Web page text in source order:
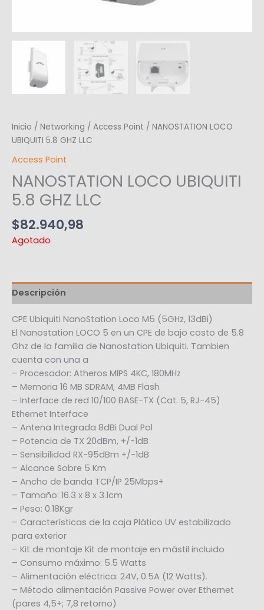
Inicio / Networking / Access Point / NANOSTATION LOCO
UBIQUITI 5.8 GHZ LLC
Access Point
NANOSTATION LOCO UBIQUITI
5.8 GHZ LLC
$82.940,98
Agotado
Descripción
CPE Ubiquiti NanoStation Loco M5 (5GHz, 13dBi)
El Nanostation LOCO 5 en un CPE de bajo costo de 5.8
Ghz de la familia de Nanostation Ubiquiti. Tambien
cuenta con una a
– Procesador: Atheros MIPS 4KC, 180MHz
– Memoria 16 MB SDRAM, 4MB Flash
– Interface de red 10/100 BASE-TX (Cat. 5, RJ-45)
Ethernet Interface
– Antena Integrada 8dBi Dual Pol
– Potencia de TX 20dBm, +/-1dB
– Sensibilidad RX-95dBm +/-1dB
– Alcance Sobre 5 Km
– Ancho de banda TCP/IP 25Mbps+
– Tamaño: 16.3 x 8 x 3.1cm
– Peso: 0.18Kgr
– Características de la caja Plático UV estabilizado
para exterior
– Kit de montaje Kit de montaje en mástil incluido
– Consumo máximo: 5.5 Watts
– Alimentación eléctrica: 24V, 0.5A (12 Watts).
– Método alimentación Passive Power over Ethernet
(pares 4,5+; 7,8 retorno)